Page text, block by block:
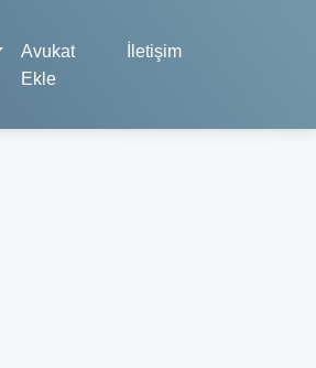
Avukat
Ekle
İletişim